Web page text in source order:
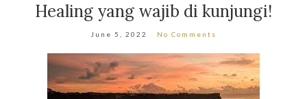
Healing yang wajib di kunjungi!
June 5, 2022 No Comments